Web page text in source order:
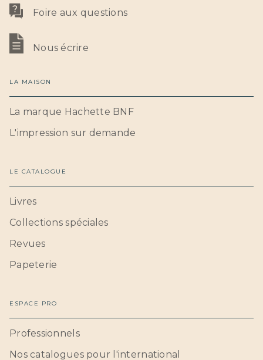
Foire aux questions
Nous écrire
LA MAISON
La marque Hachette BNF
L'impression sur demande
LE CATALOGUE
Livres
Collections spéciales
Revues
Papeterie
ESPACE PRO
Professionnels
Nos catalogues pour l'international